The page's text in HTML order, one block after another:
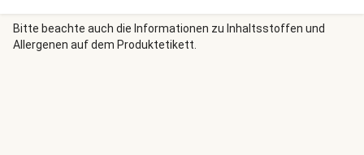
alles kommt heute zusammen. Buon appetito!
Bitte beachte auch die Informationen zu Inhaltsstoffen und
Allergenen auf dem Produktetikett.